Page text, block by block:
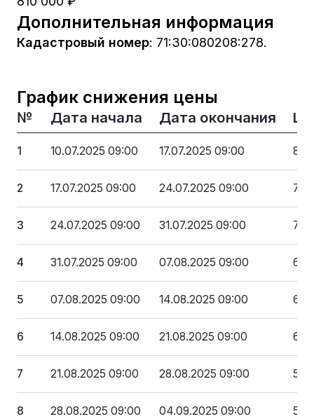
Дополнительная информация
Кадастровый номер: 71:30:080208:278.
График снижения цены
№ Дата начала Дата окончания
1 10.07.2025 09:00 17.07.2025 09:00
2 17.07.2025 09:00 24.07.2025 09:00
3 24.07.2025 09:00 31.07.2025 09:00
4 31.07.2025 09:00 07.08.2025 09:00
5 07.08.2025 09:00 14.08.2025 09:00
6 14.08.2025 09:00 21.08.2025 09:00
7 21.08.2025 09:00 28.08.2025 09:00
8 28.08.2025 09:00 04.09.2025 09:00